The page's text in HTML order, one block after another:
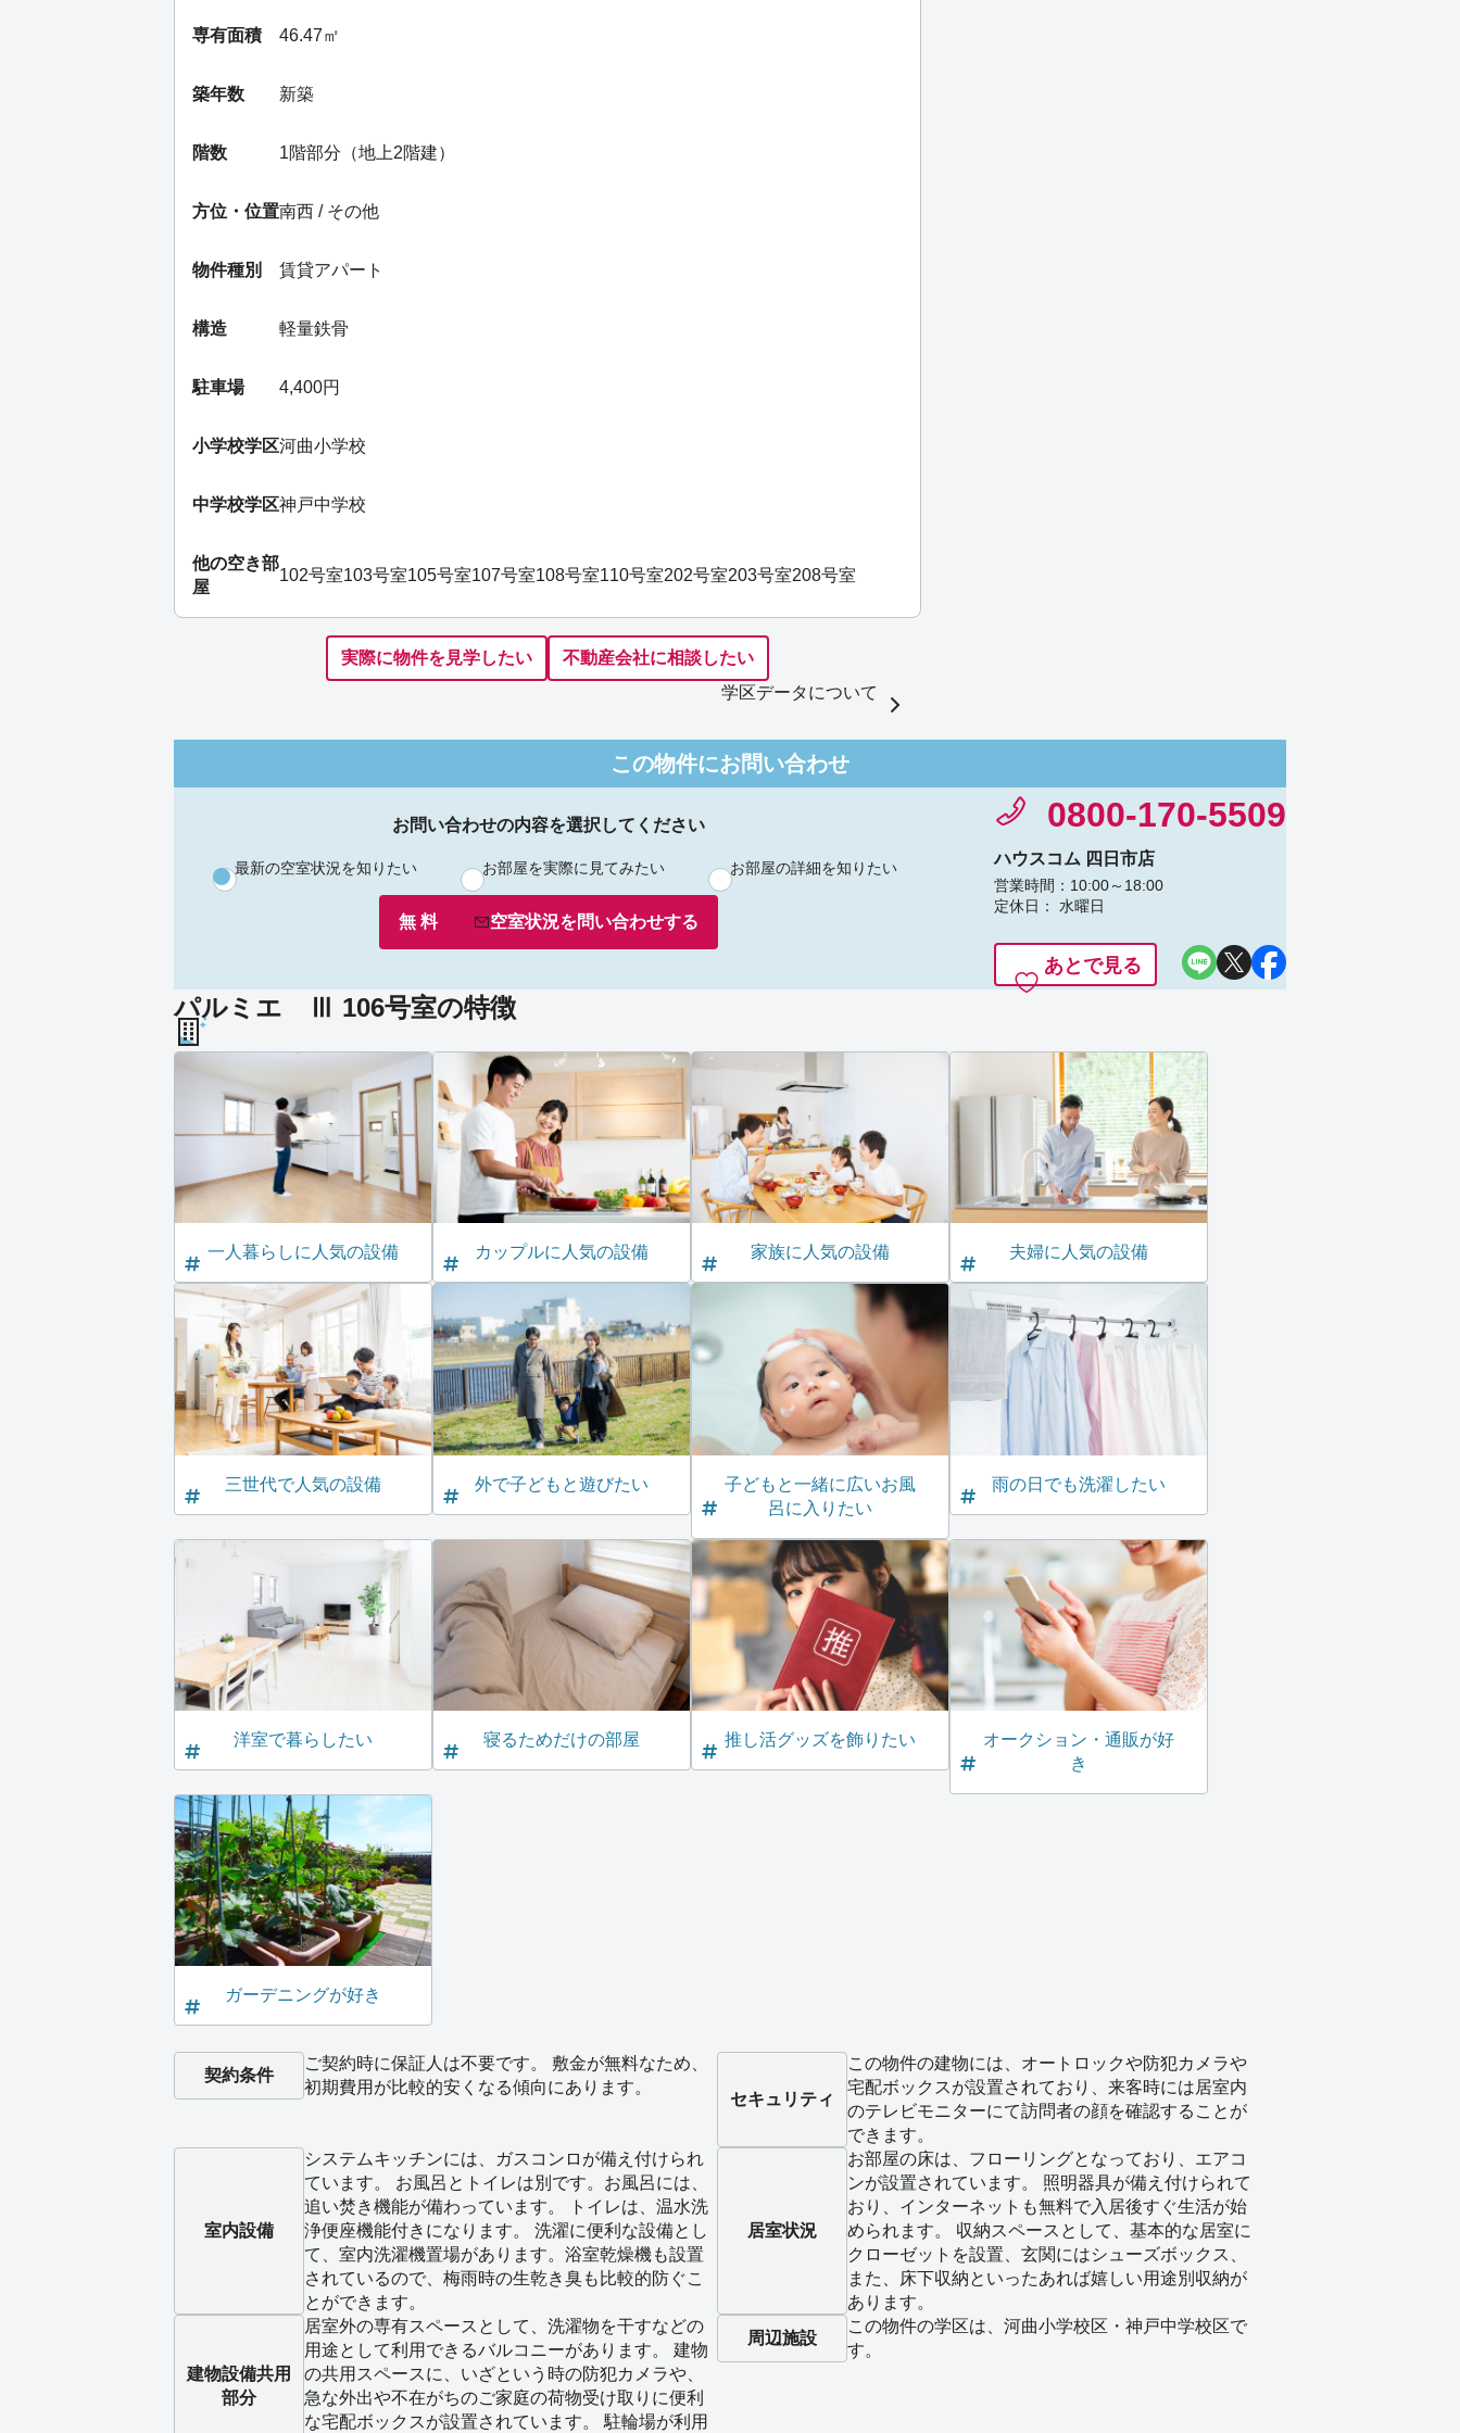
専有面積 46.47㎡
築年数 新築
階数 1階部分（地上2階建）
方位・位置南西 / その他
物件種別 賃貸アパート
構造 軽量鉄骨
駐車場 4,400円
小学校学区河曲小学校
中学校学区神戸中学校
他の空き部
屋
102号室103号室105号室107号室108号室110号室202号室203号室208号室
実際に物件を見学したい
不動産会社に相談したい
学区データについて
この物件にお問い合わせ
お問い合わせの内容を選択してください
最新の空室状況を知りたい お部屋を実際に見てみたい お部屋の詳細を知りたい
無 料 空室状況を問い合わせする
0800-170-5509
ハウスコム 四日市店
営業時間：10:00～18:00
定休日： 水曜日
あとで見る
パルミエ Ⅲ 106号室の特徴
一人暮らしに人気の設備 カップルに人気の設備 家族に人気の設備 夫婦に人気の設備
三世代で人気の設備 外で子どもと遊びたい
子どもと一緒に広いお風
呂に入りたい
雨の日でも洗濯したい
洋室で暮らしたい 寝るためだけの部屋 推し活グッズを飾りたい
オークション・通販が好
き
ガーデニングが好き
契約条件
ご契約時に保証人は不要です。 敷金が無料なため、
初期費用が比較的安くなる傾向にあります。
セキュリティ
この物件の建物には、オートロックや防犯カメラや
宅配ボックスが設置されており、来客時には居室内
のテレビモニターにて訪問者の顔を確認することが
できます。
室内設備
システムキッチンには、ガスコンロが備え付けられ
ています。 お風呂とトイレは別です。お風呂には、
追い焚き機能が備わっています。 トイレは、温水洗
浄便座機能付きになります。 洗濯に便利な設備とし
て、室内洗濯機置場があります。浴室乾燥機も設置
されているので、梅雨時の生乾き臭も比較的防ぐこ
とができます。
居室状況
お部屋の床は、フローリングとなっており、エアコ
ンが設置されています。 照明器具が備え付けられて
おり、インターネットも無料で入居後すぐ生活が始
められます。 収納スペースとして、基本的な居室に
クローゼットを設置、玄関にはシューズボックス、
また、床下収納といったあれば嬉しい用途別収納が
あります。
建物設備共用
部分
居室外の専有スペースとして、洗濯物を干すなどの
用途として利用できるバルコニーがあります。 建物
の共用スペースに、いざという時の防犯カメラや、
急な外出や不在がちのご家庭の荷物受け取りに便利
な宅配ボックスが設置されています。 駐輪場が利用
周辺施設
この物件の学区は、河曲小学校区・神戸中学校区で
す。